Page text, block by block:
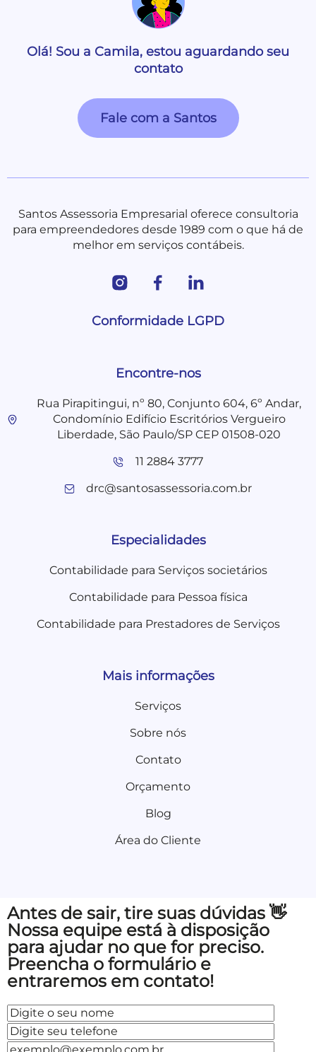
Olá! Sou a Camila, estou aguardando seu
contato
Fale com a Santos
Santos Assessoria Empresarial oferece consultoria
para empreendedores desde 1989 com o que há de
melhor em serviços contábeis.
Conformidade LGPD
Encontre-nos
Rua Pirapitingui, nº 80, Conjunto 604, 6º Andar,
Condomínio Edifício Escritórios Vergueiro
Liberdade, São Paulo/SP CEP 01508-020
11 2884 3777
drc@santosassessoria.com.br
Especialidades
Contabilidade para Serviços societários
Contabilidade para Pessoa física
Contabilidade para Prestadores de Serviços
Mais informações
Serviços
Sobre nós
Contato
Orçamento
Blog
Área do Cliente
Antes de sair, tire suas dúvidas 👋
Nossa equipe está à disposição
para ajudar no que for preciso.
Preencha o formulário e
entraremos em contato!